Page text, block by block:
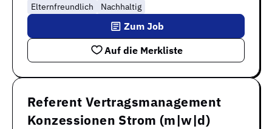
Elternfreundlich
Nachhaltig
Auf die Merkliste
Zum Job
Referent Vertragsmanagement
Konzessionen Strom (m|w|d)